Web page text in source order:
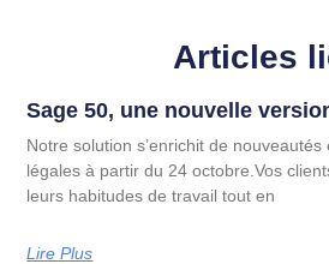
Articles
Sage 50, une nouvelle
Notre solution s’enrichit de
légales à partir du 24 octobre.Vos
leurs habitudes de travail tout en
Lire Plus